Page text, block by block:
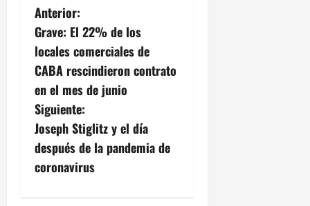
N
a
v
e
g
a
Anterior:
Grave: El 22% de los
locales comerciales de
CABA rescindieron contrato
en el mes de junio
Siguiente:
Joseph Stiglitz y el día
después de la pandemia de
coronavirus